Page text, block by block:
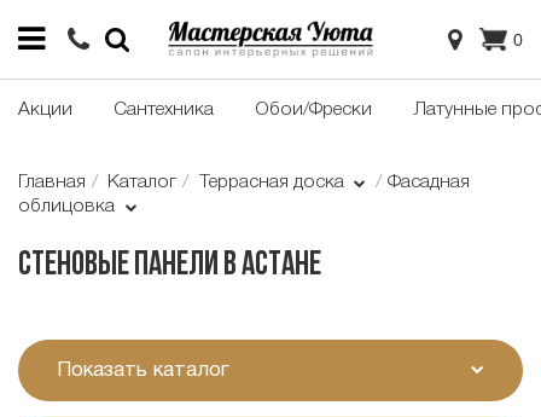
0
Акции Сантехника Обои/Фрески Латунные
Главная Каталог Террасная доска
Фасадная
облицовка
Стеновые панели в Астане
Показать каталог